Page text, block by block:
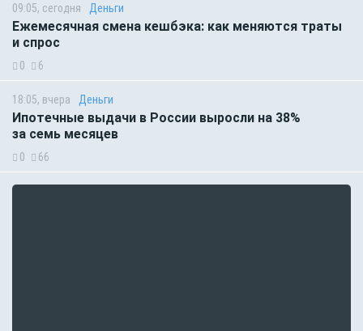
09:05, сегодня Деньги
Ежемесячная смена кешбэка: как меняются траты
и спрос
0 6
18:05, вчера Деньги
Ипотечные выдачи в России выросли на 38%
за семь месяцев
0 66